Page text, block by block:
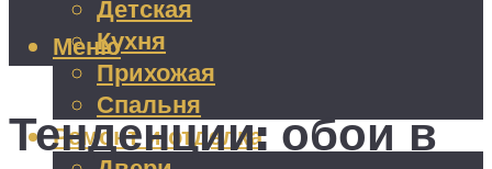
Детская
Кухня
Прихожая
Спальня
Ремонт и отделка
Меню
Тенденции: обои в